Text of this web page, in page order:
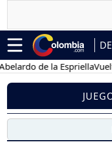
de la EspriellaVuelta a